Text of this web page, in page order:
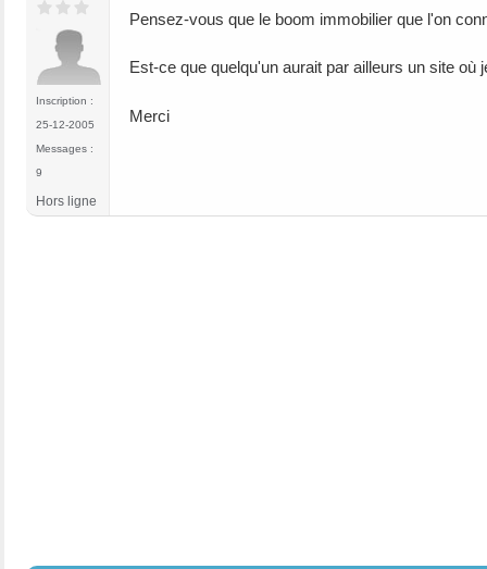
Inscription :
25-12-2005
Messages :
9
Pensez-vous que le boom immobilier que l'on
Est-ce que quelqu'un aurait par ailleurs un site
Merci
Hors ligne